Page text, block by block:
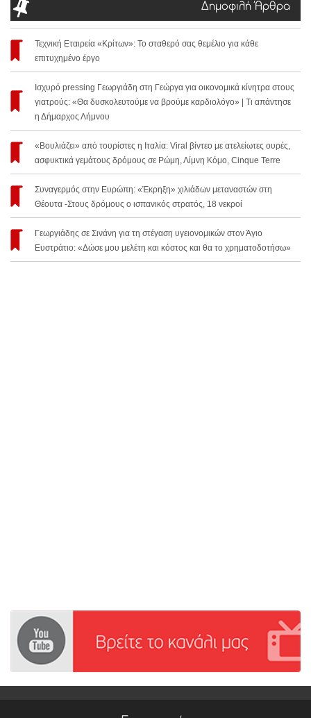
Δημοφιλή Άρθρα
Τεχνική Εταιρεία «Κρίτων»: Το σταθερό σας θεμέλιο για κάθε
επιτυχημένο έργο
Ισχυρό pressing Γεωργιάδη στη Γεώργα για οικονομικά κίνητρα στους
γιατρούς: «Θα δυσκολευτούμε να βρούμε καρδιολόγο» | Τι απάντησε
η Δήμαρχος Λήμνου
«Βουλιάζει» από τουρίστες η Ιταλία: Viral βίντεο με ατελείωτες ουρές,
ασφυκτικά γεμάτους δρόμους σε Ρώμη, Λίμνη Κόμο, Cinque Terre
Συναγερμός στην Ευρώπη: «Έκρηξη» χιλιάδων μεταναστών στη
Θέουτα -Στους δρόμους ο ισπανικός στρατός, 18 νεκροί
Γεωργιάδης σε Σινάνη για τη στέγαση υγειονομικών στον Άγιο
Ευστράτιο: «Δώσε μου μελέτη και κόστος και θα το χρηματοδοτήσω»